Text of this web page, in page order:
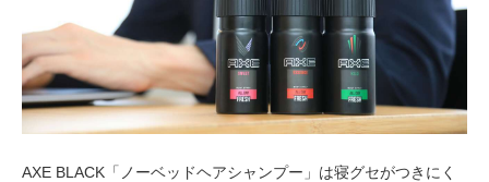
AXE BLACK「ノーベッドヘアシャンプー」は寝グセがつきにく